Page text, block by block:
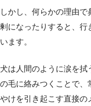
しかし、何らかの理由
剰になったりすると、行
います。
犬は人間のように涙を拭
の毛に絡みつくことで、
やけを引き起こす直接の